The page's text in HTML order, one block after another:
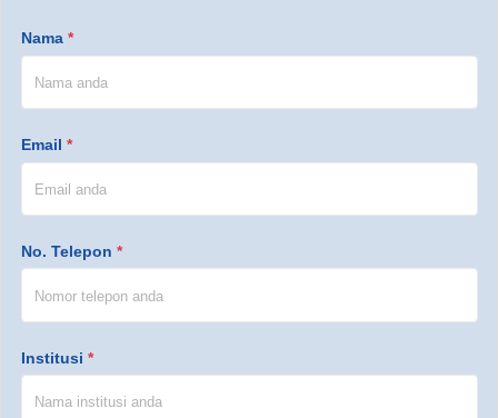
Nama *
Email *
No. Telepon *
Institusi *